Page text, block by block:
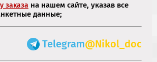
заказа на нашем сайте, указав все
данные;
Telegram@Nikol_doc